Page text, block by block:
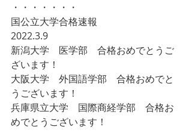
・・・・・・・
国公立大学合格速報
2022.3.9
新潟大学　医学部　合格おめでとうご
ざいます！
大阪大学　外国語学部　合格おめでと
うございます！
兵庫県立大学　国際商経学部　合格お
めでとうございます！